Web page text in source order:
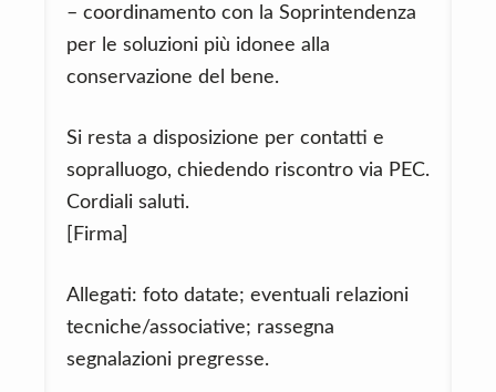
– coordinamento con la Soprintendenza
per le soluzioni più idonee alla
conservazione del bene.
Si resta a disposizione per contatti e
sopralluogo, chiedendo riscontro via PEC.
Cordiali saluti.
[Firma]
Allegati: foto datate; eventuali relazioni
tecniche/associative; rassegna
segnalazioni pregresse.